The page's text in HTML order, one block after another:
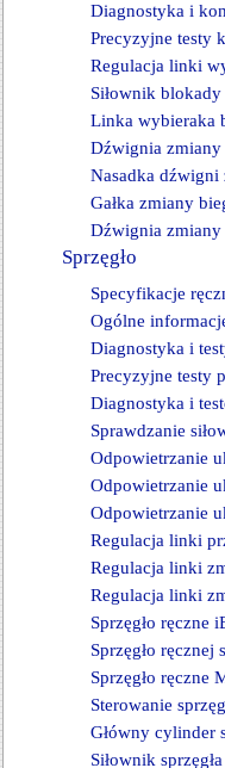
Diagnostyka i
Precyzyjne testy
Regulacja linki
Siłownik
Linka wybieraka
Dźwignia
Nasadka
Gałka zmiany
Dźwignia
Sprzęgło
Specyfikacje
Ogólne
Diagnostyka i
Precyzyjne testy
Diagnostyka i
Sprawdzanie
Odpowietrzanie
Odpowietrzanie
Odpowietrzanie
Regulacja linki
Regulacja linki
Regulacja linki
Sprzęgło ręczne
Sprzęgło
Sprzęgło ręczne
Sterowanie
Główny cylinder
Siłownik